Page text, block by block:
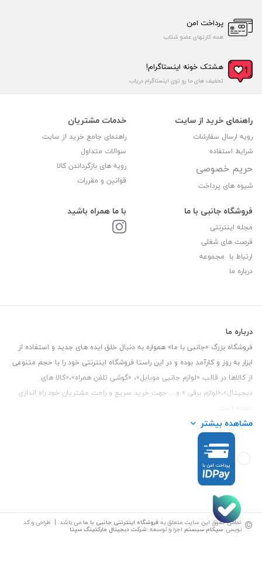
پرداخت امن
همه کارتهای عضو شتاب
هشتک خونه اینستاگرام!
تخفیف های ما رو توی اینستاگرام دریاب
راهنمای خرید از سایت
رویه ارسال سفارشات
شرایط استفاده
حریم خصوصی
شیوه های پرداخت
خدمات مشتریان
راهنمای جامع خرید از سایت
سوالات متداول
رویه های بازگرداندن کالا
قوانین و مقررات
فروشگاه جانبی با ما
مجله اینترنتی
فرصت های شغلی
ارتباط با مجموعه
درباره ما
با ما همراه باشید
درباره ما
فروشگاه بزرگ «جانبی با ما» همواره به دنبال خلق ایده های جدید و استفاده از
ابزار به روز و کارآمد بوده و در این راستا فروشگاه اینترنتی خود را با حجم متنوعی
از کالاها در قالب «لوازم جانبی موبایل»، «گوشی تلفن همراه»،«کالا های
دیجیتال»،«لوازم برقی » و… جهت خرید سریع و راحت مشتریان خود راه اندازی
این فروشگاه تمام تلاش خود را نموده تا کالاهایی با کیفیت و با حداقل قیمت
عرضه نماید.
تلفن تماس :3847 088 0912
و ملی طبقه زیرین عکاسی
مشاهده بیشتر
© تمامی حقوق این سایت متعلق بهفروشگاه اینترنتی جانبی با ما می باشد. | طراحی و کد
نویسی: سپکام سیستم اجرا و توسعه :شرکت دیجیتال مارکتینگ سپتا